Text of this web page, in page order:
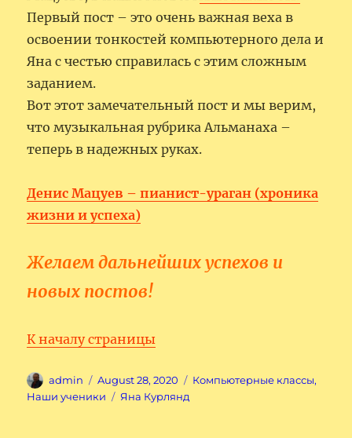
Первый пост – это очень важная веха в
освоении тонкостей компьютерного дела и
Яна с честью справилась с этим сложным
заданием.
Вот этот замечательный пост и мы верим,
что музыкальная рубрика Альманаха –
теперь в надежных руках.
Денис Мацуев – пианист-ураган (хроника
жизни и успеха)
Желаем дальнейших успехов и
новых постов!
К началу страницы
Author
admin
Posted
on
August 28, 2020 Categories
Компьютерные классы,
Наши ученики
Tags
Яна Курлянд